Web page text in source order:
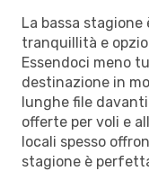
La bassa
tranquillità e
Essendoci meno
destinazione in
lunghe file
offerte per voli e
locali spesso
stagione è